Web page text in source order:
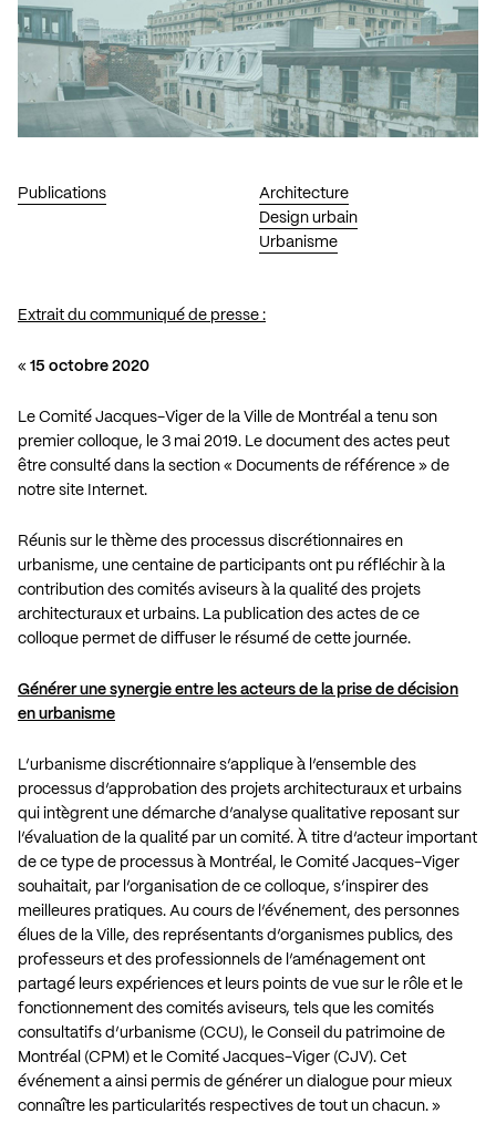
Publications
Architecture
Design urbain
Urbanisme
Extrait du communiqué de presse :
« 15 octobre 2020
Le Comité Jacques-Viger de la Ville de Montréal a tenu son
premier colloque, le 3 mai 2019. Le document des actes peut
être consulté dans la section « Documents de référence » de
notre site Internet.
Réunis sur le thème des processus discrétionnaires en
urbanisme, une centaine de participants ont pu réfléchir à la
contribution des comités aviseurs à la qualité des projets
architecturaux et urbains. La publication des actes de ce
colloque permet de diffuser le résumé de cette journée.
Générer une synergie entre les acteurs de la prise de décision
en urbanisme
L’urbanisme discrétionnaire s’applique à l’ensemble des
processus d’approbation des projets architecturaux et urbains
qui intègrent une démarche d’analyse qualitative reposant sur
l’évaluation de la qualité par un comité. À titre d’acteur important
de ce type de processus à Montréal, le Comité Jacques-Viger
souhaitait, par l’organisation de ce colloque, s’inspirer des
meilleures pratiques. Au cours de l’événement, des personnes
élues de la Ville, des représentants d’organismes publics, des
professeurs et des professionnels de l’aménagement ont
partagé leurs expériences et leurs points de vue sur le rôle et le
fonctionnement des comités aviseurs, tels que les comités
consultatifs d’urbanisme (CCU), le Conseil du patrimoine de
Montréal (CPM) et le Comité Jacques-Viger (CJV). Cet
événement a ainsi permis de générer un dialogue pour mieux
connaître les particularités respectives de tout un chacun. »